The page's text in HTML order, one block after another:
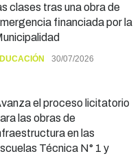
clases tras una obra de
financiada por la
30/07/2026
el proceso licitatorio
las obras de
en las
Técnica N° 1 y